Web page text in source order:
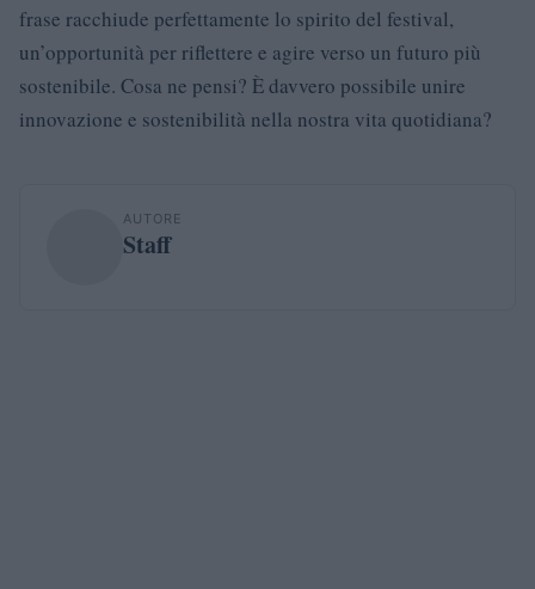
frase racchiude perfettamente lo spirito del festival,
un’opportunità per riflettere e agire verso un futuro più
sostenibile. Cosa ne pensi? È davvero possibile unire
innovazione e sostenibilità nella nostra vita quotidiana?
AUTORE
Staff